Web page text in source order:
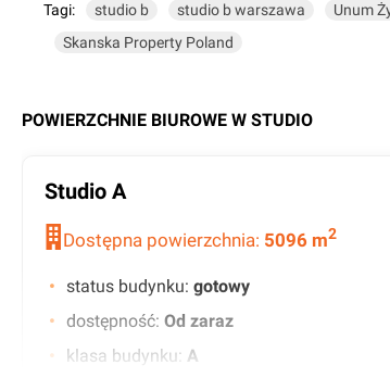
Tagi: studio b studio b warszawa Unum
Skanska Property Poland
POWIERZCHNIE BIUROWE W STUDIO
Studio A
Dostępna powierzchnia: 5096 m2
status budynku: gotowy
dostępność: Od zaraz
klasa budynku: A